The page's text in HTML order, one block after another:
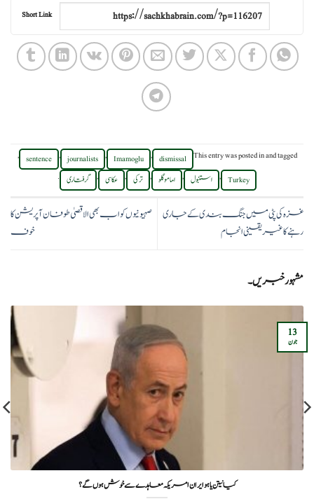
Short Link
This entry was posted inand tagged
dismissal
,
Imamoglu
,
journalists
,
sentence
,
Turkey
, استنبول , اماموگلو , ترکی , عکاسی , گرفتاری .
غزہ کی پٹی میں جنگ بندی کے جاری
رہنے کا غیر یقینی انجام
صہیونیوں کو اب بھی الاقصیٰ طوفان آپریشن کا
خوف
مشہور خبریں۔
کیا نیتن یاہو ایران امریکہ معاہدے سے خوش ہوں گے؟
13
جون